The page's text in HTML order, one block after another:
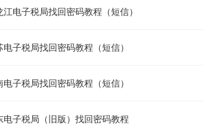
江电子税局找回密码教程（短信）
电子税局找回密码教程（短信）
电子税局找回密码教程（短信）
电子税局（旧版）找回密码教程